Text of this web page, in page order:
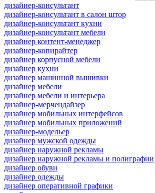
дизайнер-консультант
дизайнер-консультант в салон штор
дизайнер-консультант кухни
дизайнер-консультант мебели
дизайнер контент-менеджер
дизайнер-копирайтер
дизайнер корпусной мебели
дизайнер кухни
дизайнер машинной вышивки
дизайнер мебели
дизайнер мебели и интерьера
дизайнер-мерчендайзер
дизайнер мобильных интерфейсов
дизайнер мобильных приложений
дизайнер-модельер
дизайнер мужской одежды
дизайнер наружной рекламы
дизайнер наружной рекламы и полиграфии
дизайнер обуви
дизайнер одежды
дизайнер оперативной графики